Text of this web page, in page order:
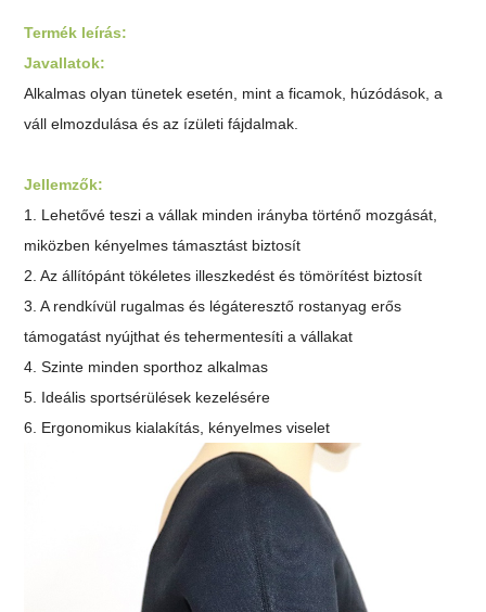
Termék leírás:
Javallatok:
Alkalmas olyan tünetek esetén, mint a ficamok, húzódások, a
váll elmozdulása és az ízületi fájdalmak.
Jellemzők:
1. Lehetővé teszi a vállak minden irányba történő mozgását,
miközben kényelmes támasztást biztosít
2. Az állítópánt tökéletes illeszkedést és tömörítést biztosít
3. A rendkívül rugalmas és légáteresztő rostanyag erős
támogatást nyújthat és tehermentesíti a vállakat
4. Szinte minden sporthoz alkalmas
5. Ideális sportsérülések kezelésére
6. Ergonomikus kialakítás, kényelmes viselet